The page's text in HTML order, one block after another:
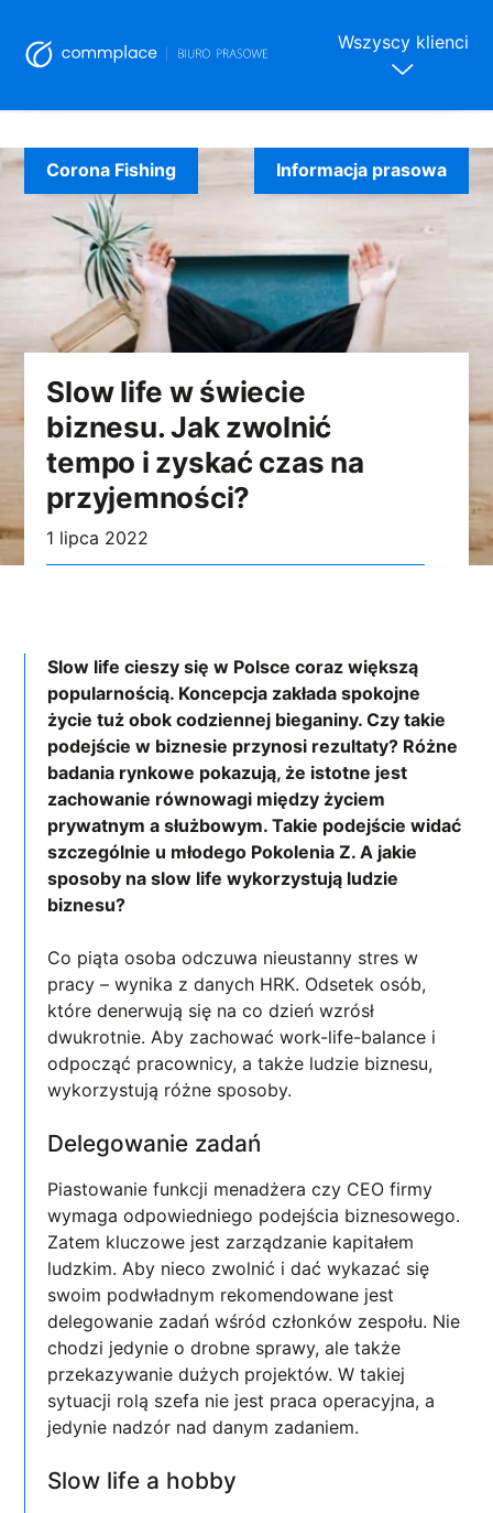
to
content
Wszyscy klienci
Slow life w świecie
biznesu. Jak zwolnić
tempo i zyskać czas na
przyjemności?
1 lipca 2022
Corona Fishing Informacja prasowa
Slow life cieszy się w Polsce coraz większą
popularnością. Koncepcja zakłada spokojne
życie tuż obok codziennej bieganiny. Czy takie
podejście w biznesie przynosi rezultaty? Różne
badania rynkowe pokazują, że istotne jest
zachowanie równowagi między życiem
prywatnym a służbowym. Takie podejście widać
szczególnie u młodego Pokolenia Z. A jakie
sposoby na slow life wykorzystują ludzie
biznesu?
Co piąta osoba odczuwa nieustanny stres w
pracy – wynika z danych HRK. Odsetek osób,
które denerwują się na co dzień wzrósł
dwukrotnie. Aby zachować work-life-balance i
odpocząć pracownicy, a także ludzie biznesu,
wykorzystują różne sposoby.
Delegowanie zadań
Piastowanie funkcji menadżera czy CEO firmy
wymaga odpowiedniego podejścia biznesowego.
Zatem kluczowe jest zarządzanie kapitałem
ludzkim. Aby nieco zwolnić i dać wykazać się
swoim podwładnym rekomendowane jest
delegowanie zadań wśród członków zespołu. Nie
chodzi jedynie o drobne sprawy, ale także
przekazywanie dużych projektów. W takiej
sytuacji rolą szefa nie jest praca operacyjna, a
jedynie nadzór nad danym zadaniem.
Slow life a hobby